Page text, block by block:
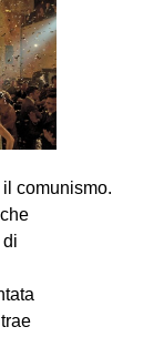
comunismo.